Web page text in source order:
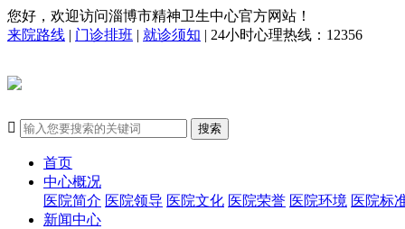
您好，欢迎访问淄博市精神卫生中心官方网站！
来院路线 | 门诊排班 | 就诊须知 | 24小时心理热线：12356
 搜索
首页
中心概况
医院简介 医院领导 医院文化 医院荣誉 医院环境 医院标
新闻中心